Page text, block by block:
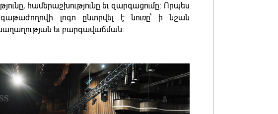
համերաշխությունը եւ զարգացումը։ Որպես
լոգո ընտրվել է նուռը՝ ի նշան
եւ բարգավաճման։